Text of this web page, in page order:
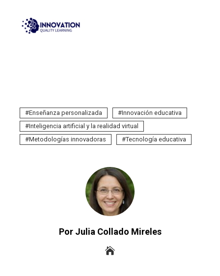
Enseñanza personalizada
Innovación educativa
Inteligencia artificial y la realidad virtual
Metodologías innovadoras
Tecnología educativa
Por Julia Collado Mireles